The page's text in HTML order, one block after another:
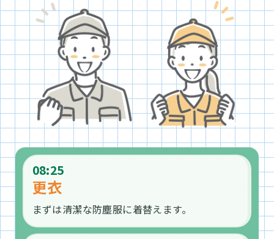
08:25
更衣
まずは清潔な防塵服に着替えます。